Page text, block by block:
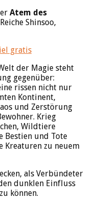
Atem des
Shinsoo,
der Magie steht
gegenüber:
rissen nicht nur
Kontinent,
und Zerstörung
Krieg
Wildtiere
Bestien und Tote
Kreaturen zu neuem
als Verbündeter
dunklen Einfluss
können.